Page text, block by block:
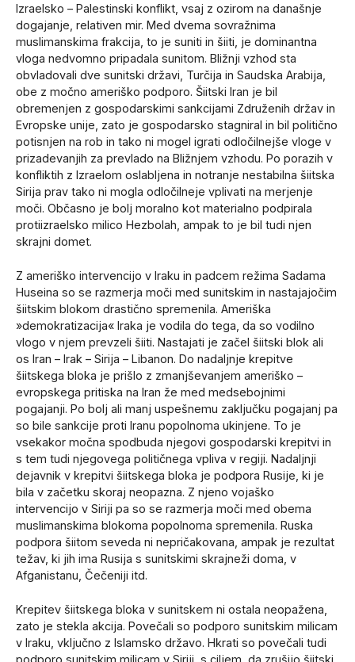
Izraelsko – Palestinski konflikt, vsaj z ozirom na današnje
dogajanje, relativen mir. Med dvema sovražnima
muslimanskima frakcija, to je suniti in šiiti, je dominantna
vloga nedvomno pripadala sunitom. Bližnji vzhod sta
obvladovali dve sunitski državi, Turčija in Saudska Arabija,
obe z močno ameriško podporo. Šiitski Iran je bil
obremenjen z gospodarskimi sankcijami Združenih držav in
Evropske unije, zato je gospodarsko stagniral in bil politično
potisnjen na rob in tako ni mogel igrati odločilnejše vloge v
prizadevanjih za prevlado na Bližnjem vzhodu. Po porazih v
konfliktih z Izraelom oslabljena in notranje nestabilna šiitska
Sirija prav tako ni mogla odločilneje vplivati na merjenje
moči. Občasno je bolj moralno kot materialno podpirala
protiizraelsko milico Hezbolah, ampak to je bil tudi njen
skrajni domet.
Z ameriško intervencijo v Iraku in padcem režima Sadama
Huseina so se razmerja moči med sunitskim in nastajajočim
šiitskim blokom drastično spremenila. Ameriška
»demokratizacija« Iraka je vodila do tega, da so vodilno
vlogo v njem prevzeli šiiti. Nastajati je začel šiitski blok ali
os Iran – Irak – Sirija – Libanon. Do nadaljnje krepitve
šiitskega bloka je prišlo z zmanjševanjem ameriško –
evropskega pritiska na Iran že med medsebojnimi
pogajanji. Po bolj ali manj uspešnemu zaključku pogajanj pa
so bile sankcije proti Iranu popolnoma ukinjene. To je
vsekakor močna spodbuda njegovi gospodarski krepitvi in
s tem tudi njegovega političnega vpliva v regiji. Nadaljnji
dejavnik v krepitvi šiitskega bloka je podpora Rusije, ki je
bila v začetku skoraj neopazna. Z njeno vojaško
intervencijo v Siriji pa so se razmerja moči med obema
muslimanskima blokoma popolnoma spremenila. Ruska
podpora šiitom seveda ni nepričakovana, ampak je rezultat
težav, ki jih ima Rusija s sunitskimi skrajneži doma, v
Afganistanu, Čečeniji itd.
Krepitev šiitskega bloka v sunitskem ni ostala neopažena,
zato je stekla akcija. Povečali so podporo sunitskim milicam
v Iraku, vključno z Islamsko državo. Hkrati so povečali tudi
podporo sunitskim milicam v Siriji, s ciljem, da zrušijo šiitski